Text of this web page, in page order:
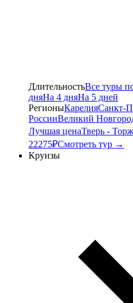
ДлительностьВсе туры
дняНа 4 дняНа 5 дней
РегионыКарелияСанкт-
РоссииВеликий
Лучшая ценаТверь -
22275₽Смотреть тур →
Круизы